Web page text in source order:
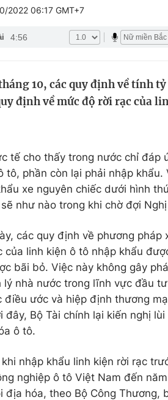
đẹp
2022 06:17 GMT+7
4:56
10, các quy định về tính
định về mức độ rời rạc của
tế cho thấy trong nước chỉ đáp
tô, phần còn lại phải nhập
xe nguyên chiếc dưới hình
như nào trong khi chờ đợi
các quy định về phương pháp
của linh kiện ô tô nhập khẩu
bãi bỏ. Việc này không gây
lý nhà nước trong lĩnh vực đầu
điều ước và hiệp định thương
đây, Bộ Tài chính lại kiến nghị
ô tô.
nhập khẩu linh kiện rời rạc
nghiệp ô tô Việt Nam đến
địa hóa, theo Bộ Công Thương,